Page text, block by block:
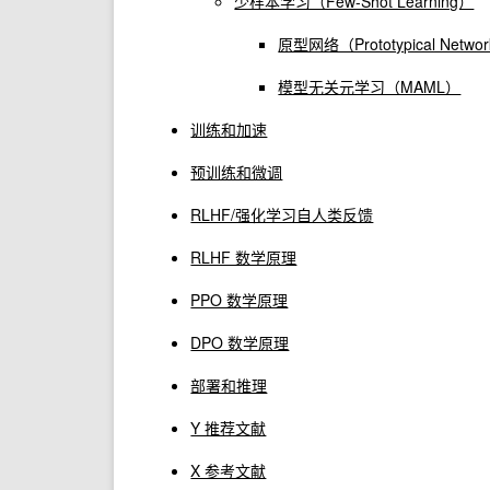
原型网络（Prototypical
模型无关元学习（MAML）
训练和加速
预训练和微调
RLHF/强化学习自人类反馈
RLHF 数学原理
PPO 数学原理
DPO 数学原理
部署和推理
Y 推荐文献
X 参考文献